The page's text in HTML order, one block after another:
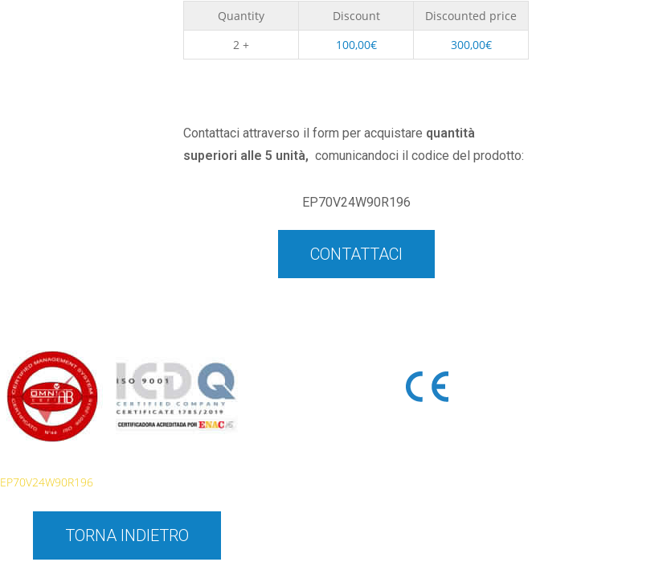
Quantity Discount
Discounted price
2 +
100,00€ 300,00€
Contattaci attraverso il form per acquistare quantità
superiori alle 5 unità, comunicandoci il codice del prodotto:
EP70V24W90R196
CONTATTACI
EP70V24W90R196
TORNA INDIETRO